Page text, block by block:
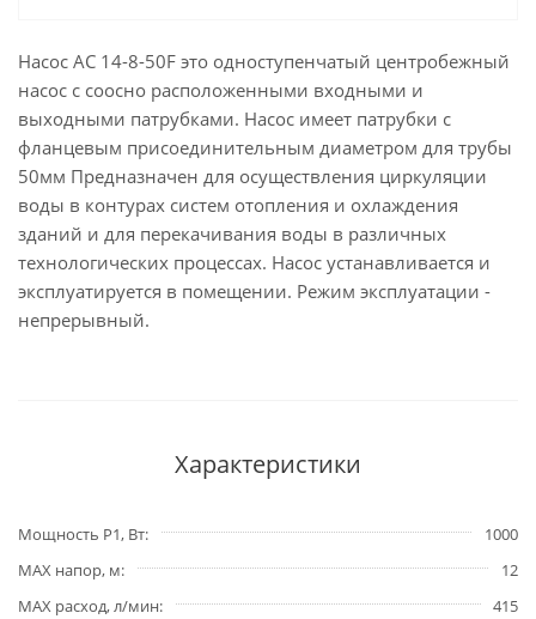
Насос АС 14-8-50F это одноступенчатый центробежный
насос с соосно расположенными входными и
выходными патрубками. Насос имеет патрубки с
фланцевым присоединительным диаметром для трубы
50мм Предназначен для осуществления циркуляции
воды в контурах систем отопления и охлаждения
зданий и для перекачивания воды в различных
технологических процессах. Насос устанавливается и
эксплуатируется в помещении. Режим эксплуатации -
непрерывный.
Характеристики
Мощность P1, Вт
1000
MAX напор, м
12
MAX расход, л/мин
415